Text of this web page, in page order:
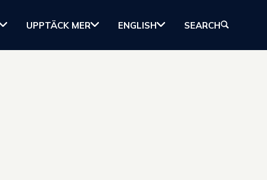
UPPTÄCK MER ENGLISH SEARCH